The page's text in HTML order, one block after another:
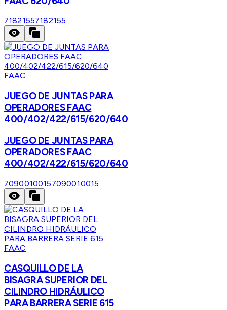
71821557182155
FAAC
JUEGO DE JUNTAS PARA
OPERADORES FAAC
400/402/422/615/620/640
JUEGO DE JUNTAS PARA
OPERADORES FAAC
400/402/422/615/620/640
70900100157090010015
FAAC
CASQUILLO DE LA
BISAGRA SUPERIOR DEL
CILINDRO HIDRÁULICO
PARA BARRERA SERIE 615